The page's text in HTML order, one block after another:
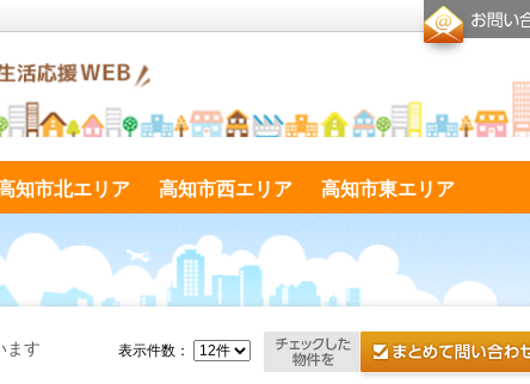
知市北エリア 高知市西エリア 高知市東エリア
ます 表示件数：